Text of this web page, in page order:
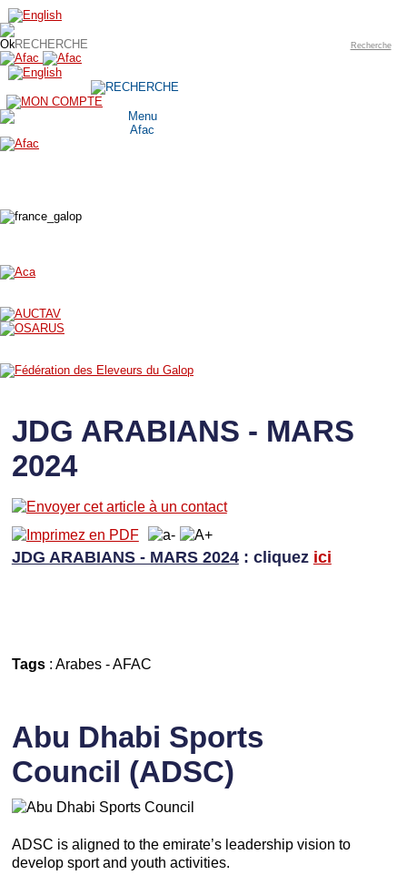
Recherche
JDG ARABIANS - MARS
2024
JDG ARABIANS - MARS 2024: cliquez ici
Tags: Arabes-AFAC
Abu Dhabi Sports
Council (ADSC)
ADSC is aligned to the emirate’s leadership vision to
develop sport and youth activities.